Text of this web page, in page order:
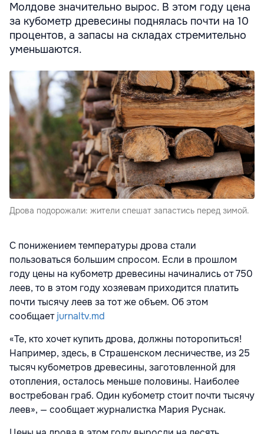
Молдове значительно вырос. В этом году цена
за кубометр древесины поднялась почти на 10
процентов, а запасы на складах стремительно
уменьшаются.
Дрова подорожали: жители спешат запастись перед зимой.
С понижением температуры дрова стали
пользоваться большим спросом. Если в прошлом
году цены на кубометр древесины начинались от 750
леев, то в этом году хозяевам приходится платить
почти тысячу леев за тот же объем. Об этом
сообщаетjurnaltv.md
«Те, кто хочет купить дрова, должны поторопиться!
Например, здесь, в Страшенском лесничестве, из 25
тысяч кубометров древесины, заготовленной для
отопления, осталось меньше половины. Наиболее
востребован граб. Один кубометр стоит почти тысячу
леев», — сообщает журналистка Мария Руснак.